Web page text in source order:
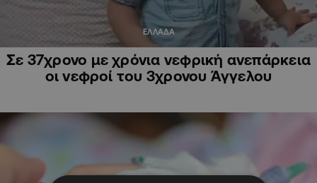
ΕΛΛΑΔΑ
Σε 37χρονο με χρόνια νεφρική ανεπάρκεια
οι νεφροί του 3χρονου Άγγελου